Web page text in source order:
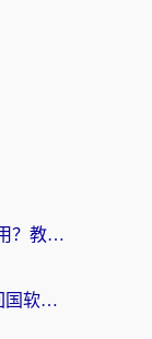
海外党必看：gecko加速器免费试用？教你选对回国加速器，无缝刷国内剧玩游戏
海外党必看：如何选对电脑翻墙回国软件，轻松解锁国内资源？